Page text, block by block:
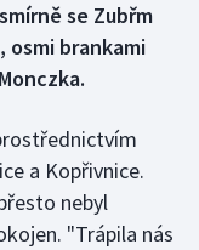
se Zubřm
osmi brankami
a Kopřivnice.
nebyl
"Trápila nás